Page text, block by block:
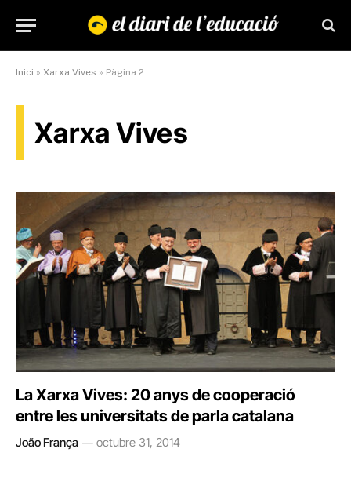
Inici » Xarxa Vives » Pàgina 2
Xarxa Vives
La Xarxa Vives: 20 anys de cooperació
entre les universitats de parla catalana
João França octubre 31, 2014